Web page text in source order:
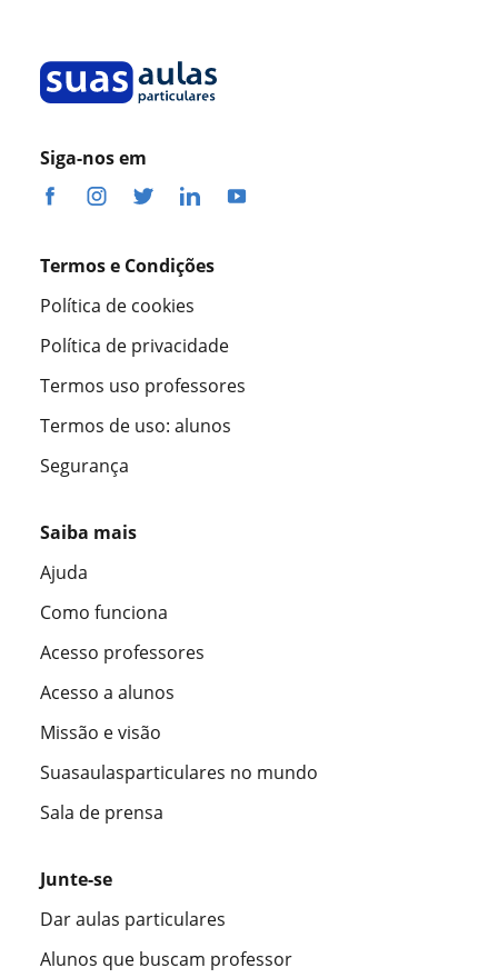
Siga-nos em
Termos e Condições
Política de cookies
Política de privacidade
Termos uso professores
Termos de uso: alunos
Segurança
Saiba mais
Ajuda
Como funciona
Acesso professores
Acesso a alunos
Missão e visão
Suasaulasparticulares no mundo
Sala de prensa
Junte-se
Dar aulas particulares
Alunos que buscam professor